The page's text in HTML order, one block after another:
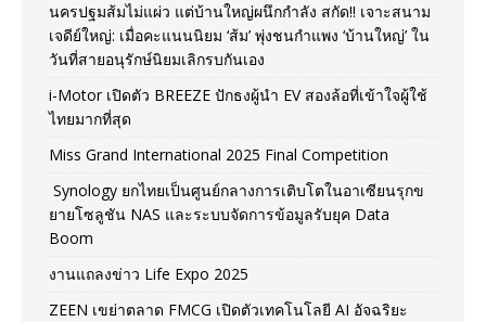
นครปฐมส้มไม่แผ่ว แต่บ้านใหญ่ผนึกกำลัง สกัด!! เจาะสนาม
เจดีย์ใหญ่: เมื่อคะแนนนิยม ‘ส้ม’ พุ่งชนกำแพง ‘บ้านใหญ่’ ใน
วันที่สายอนุรักษ์นิยมเลิกรบกันเอง
i-Motor เปิดตัว BREEZE ปักธงผู้นำ EV สองล้อที่เข้าใจผู้ใช้
ไทยมากที่สุด
Miss Grand International 2025 Final Competition
Synology ยกไทยเป็นศูนย์กลางการเติบโตในอาเซียนรุกข
ยายโซลูชัน NAS และระบบจัดการข้อมูลรับยุค Data
Boom
งานแถลงข่าว Life Expo 2025
ZEEN เขย่าตลาด FMCG เปิดตัวเทคโนโลยี AI อัจฉริยะ